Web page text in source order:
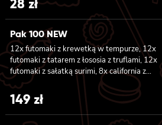
28zł
Pak 100 NEW
12x futomaki z krewetką w tempurze, 12x
futomaki z tatarem z łososia z truflami, 12x
futomaki z sałatką surimi, 8x california z
tuńczykiem, 8x california z pieczonym
łososiem, 8x california z sałatką surimi, 8x
hosomaki z sałatką wakame, 8x hosomaki z
tuńczykiem, 8x hosomaki z wędzonym tofu,
149 zł